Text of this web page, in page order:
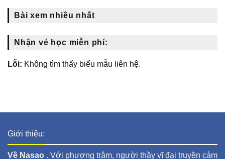
Bài xem nhiều nhất
Nhận vé học miễn phí:
Lỗi: Không tìm thấy biểu mẫu liên hệ.
Giới thiệu:
Về Nasao . Với phương trâm, người thầy vĩ đại truyền cảm